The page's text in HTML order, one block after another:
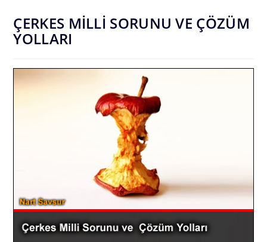
ÇERKES MİLLİ SORUNU VE ÇÖZÜM
YOLLARI